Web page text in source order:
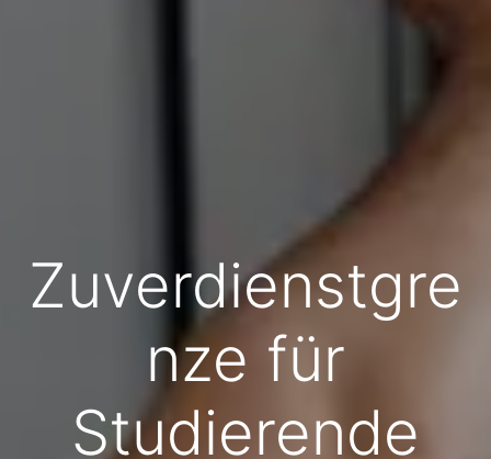
Zuverdienstgre
nze für
Studierende